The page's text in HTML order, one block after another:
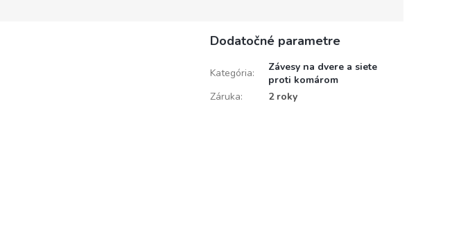
Dodatočné parametre
Kategória:
Závesy na dvere a siete
proti komárom
Záruka: 2 roky